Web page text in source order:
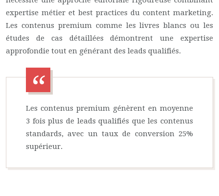
expertise métier et best practices du content marketing.
Les contenus premium comme les livres blancs ou les
études de cas détaillées démontrent une expertise
approfondie tout en générant des leads qualifiés.
Les contenus premium génèrent en moyenne
3 fois plus de leads qualifiés que les contenus
standards, avec un taux de conversion 25%
supérieur.